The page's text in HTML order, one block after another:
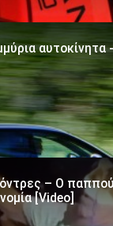
αυτοκίνητα
– Ο
[Video]